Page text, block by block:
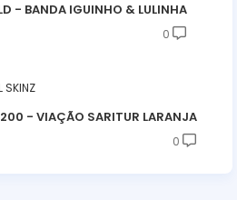
- BANDA IGUINHO & LULINHA
0
SKINZ
- VIAÇÃO SARITUR LARANJA
0